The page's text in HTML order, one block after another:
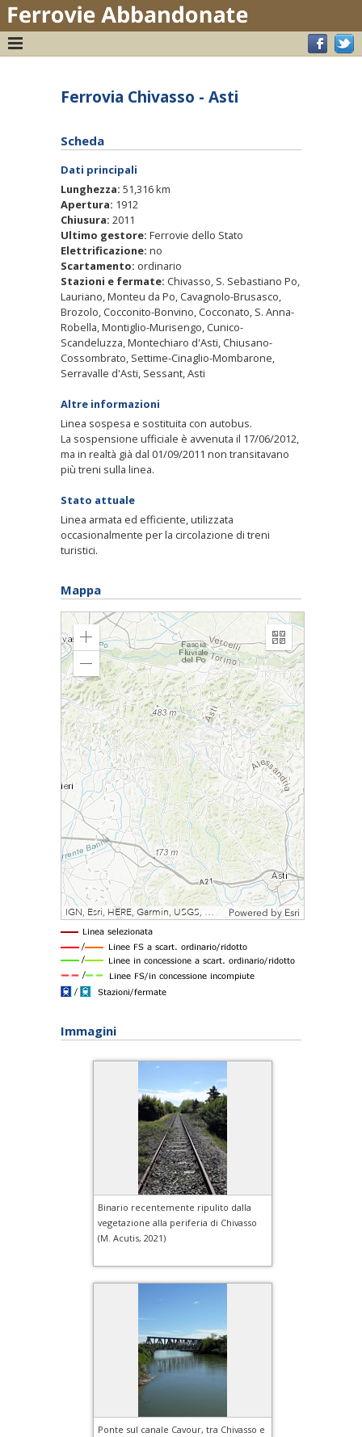
Ferrovia Chivasso - Asti
Scheda
Dati principali
Lunghezza: 51,316 km
Apertura: 1912
Chiusura: 2011
Ultimo gestore: Ferrovie dello Stato
Elettrificazione: no
Scartamento: ordinario
Stazioni e fermate: Chivasso, S. Sebastiano Po,
Lauriano, Monteu da Po, Cavagnolo-Brusasco,
Brozolo, Cocconito-Bonvino, Cocconato, S. Anna-
Robella, Montiglio-Murisengo, Cunico-
Scandeluzza, Montechiaro d'Asti, Chiusano-
Cossombrato, Settime-Cinaglio-Mombarone,
Serravalle d'Asti, Sessant, Asti
Altre informazioni
Linea sospesa e sostituita con autobus.
La sospensione ufficiale è avvenuta il 17/06/2012,
ma in realtà già dal 01/09/2011 non transitavano
più treni sulla linea.
Stato attuale
Linea armata ed efficiente, utilizzata
occasionalmente per la circolazione di treni
turistici.
Mappa
Immagini
Binario recentemente ripulito dalla
vegetazione alla periferia di Chivasso
(M. Acutis, 2021)
Ponte sul canale Cavour, tra Chivasso e